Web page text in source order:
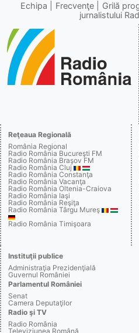
Echipa Frecvenţe Grilă
jurnalistului
Reţeaua Regională
România Regional
Radio România Bucureşti FM
Radio România Braşov FM
Radio România Cluj
Radio România Constanţa
Radio România Vacanţa
Radio România Oltenia-Craiova
Radio România Iaşi
Radio România Reşiţa
Radio România Târgu Mureş
Radio România Timişoara
Instituţii publice
Administraţia Prezidenţială
Guvernul României
Parlamentul României
Senat
Camera Deputaţilor
Radio şi TV
Radio România
Televiziunea Română